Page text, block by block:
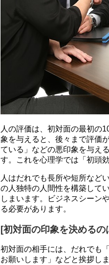
人の評価は、初対面の最初の
象を与えると、後々まで評価
ている」などの悪印象を与え
す。これを心理学では「初頭
人はだれでも長所や短所など
の人独特の人間性を構築して
しまいます。ビジネスシーン
る必要があります。
[初対面の印象を決めるの
初対面の相手には、だれでも
お願いします」などと挨拶し